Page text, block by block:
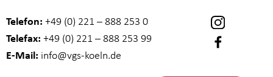
Telefon: +49 (0) 221 – 888 253 0
Telefax: +49 (0) 221 – 888 253 99
E-Mail: info@vgs-koeln.de